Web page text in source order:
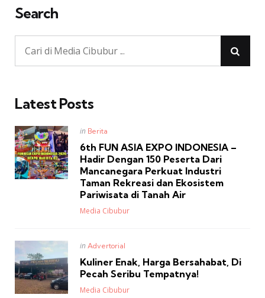
Search
Latest Posts
Posted
in
in Berita
6th FUN ASIA EXPO INDONESIA –
Hadir Dengan 150 Peserta Dari
Mancanegara Perkuat Industri
Taman Rekreasi dan Ekosistem
Pariwisata di Tanah Air
Posted
Media Cibubur
Posted
in Advertorial
Kuliner Enak, Harga Bersahabat, Di
Pecah Seribu Tempatnya!
Posted
Media Cibubur